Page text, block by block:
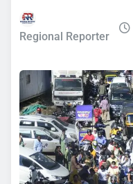
Regional Reporter